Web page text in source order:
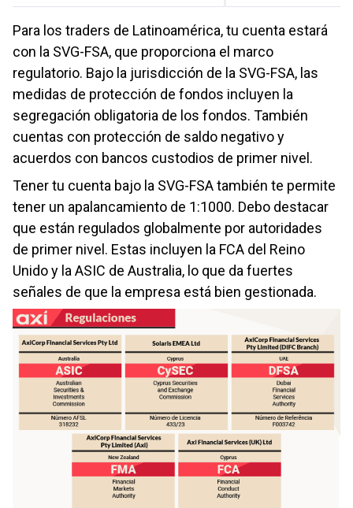
Para los traders de Latinoamérica, tu cuenta estará
con la SVG-FSA, que proporciona el marco
regulatorio. Bajo la jurisdicción de la SVG-FSA, las
medidas de protección de fondos incluyen la
segregación obligatoria de los fondos. También
cuentas con protección de saldo negativo y
acuerdos con bancos custodios de primer nivel.
Tener tu cuenta bajo la SVG-FSA también te permite
tener un apalancamiento de 1:1000. Debo destacar
que están regulados globalmente por autoridades
de primer nivel. Estas incluyen la FCA del Reino
Unido y la ASIC de Australia, lo que da fuertes
señales de que la empresa está bien gestionada.